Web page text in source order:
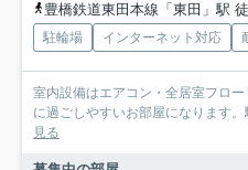
豊橋鉄道東田本線「東田」駅
駐輪場 インターネット対応
室内設備はエアコン・全居室フロ
に過ごしやすいお部屋になります
見る